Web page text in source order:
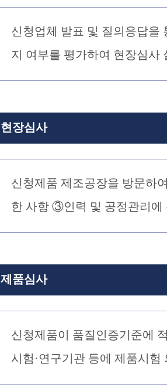
신청업체 발표 및 질의응답을
지 여부를 평가하여 현장심사
현장심사
신청제품 제조공장을 방문하
한 사항 ③인력 및 공정관리
제품심사
신청제품이 품질인증기준에
시험·연구기관 등에 제품시험